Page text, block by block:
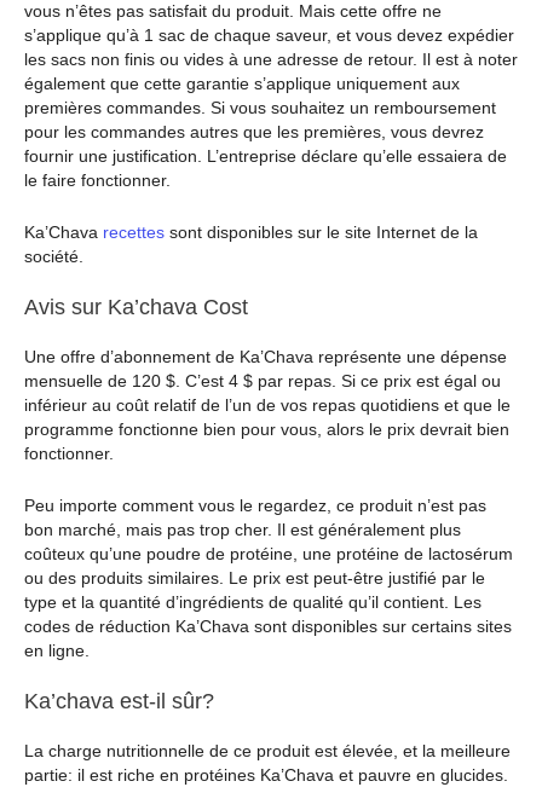
vous n’êtes pas satisfait du produit. Mais cette offre ne
s’applique qu’à 1 sac de chaque saveur, et vous devez expédier
les sacs non finis ou vides à une adresse de retour. Il est à noter
également que cette garantie s’applique uniquement aux
premières commandes. Si vous souhaitez un remboursement
pour les commandes autres que les premières, vous devrez
fournir une justification. L’entreprise déclare qu’elle essaiera de
le faire fonctionner.
Ka’Chava recettes sont disponibles sur le site Internet de la
société.
Avis sur Ka’chava Cost
Une offre d’abonnement de Ka’Chava représente une dépense
mensuelle de 120 $. C’est 4 $ par repas. Si ce prix est égal ou
inférieur au coût relatif de l’un de vos repas quotidiens et que le
programme fonctionne bien pour vous, alors le prix devrait bien
fonctionner.
Peu importe comment vous le regardez, ce produit n’est pas
bon marché, mais pas trop cher. Il est généralement plus
coûteux qu’une poudre de protéine, une protéine de lactosérum
ou des produits similaires. Le prix est peut-être justifié par le
type et la quantité d’ingrédients de qualité qu’il contient. Les
codes de réduction Ka’Chava sont disponibles sur certains sites
en ligne.
Ka’chava est-il sûr?
La charge nutritionnelle de ce produit est élevée, et la meilleure
partie: il est riche en protéines Ka’Chava et pauvre en glucides.